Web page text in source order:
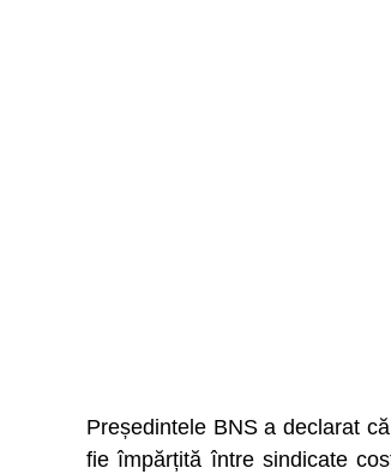
Președintele BNS a declarat
fie împărțită între sindicate